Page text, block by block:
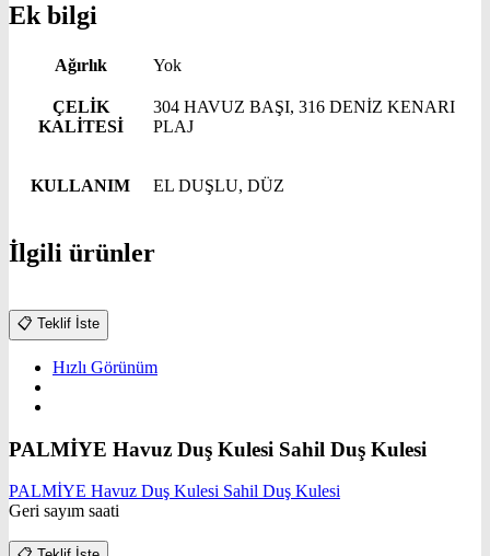
Ek bilgi
Ağırlık Yok
ÇELİK
KALİTESİ
304 HAVUZ BAŞI, 316 DENİZ KENARI
PLAJ
KULLANIM EL DUŞLU, DÜZ
İlgili ürünler
📋 Teklif İste
Hızlı Görünüm
PALMİYE Havuz Duş Kulesi Sahil Duş Kulesi
PALMİYE Havuz Duş Kulesi Sahil Duş Kulesi
Geri sayım saati